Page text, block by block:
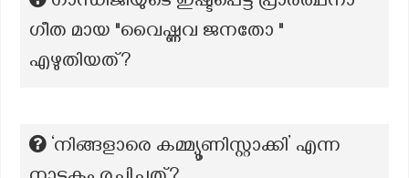
ഗീത മായ "വൈഷ്ണവ ജനതോ "
എഴുതിയത്?
‘നിങ്ങളാരെ കമ്മ്യൂണിസ്റ്റാക്കി’ എന്ന